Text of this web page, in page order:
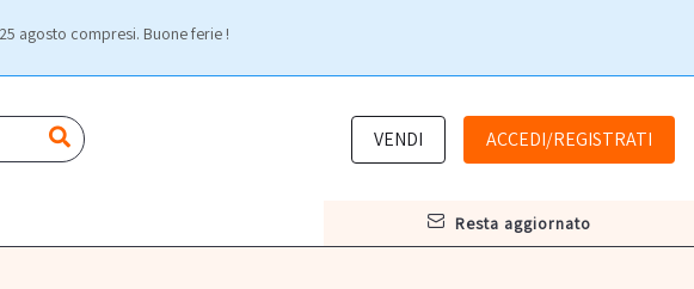
agosto compresi. Buone ferie !
VENDI ACCEDI/REGISTRATI
resta aggiornato